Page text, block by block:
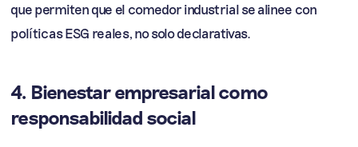
que permiten que el comedor industrial se alinee con
políticas ESG reales, no solo declarativas.
4. Bienestar empresarial como
responsabilidad social